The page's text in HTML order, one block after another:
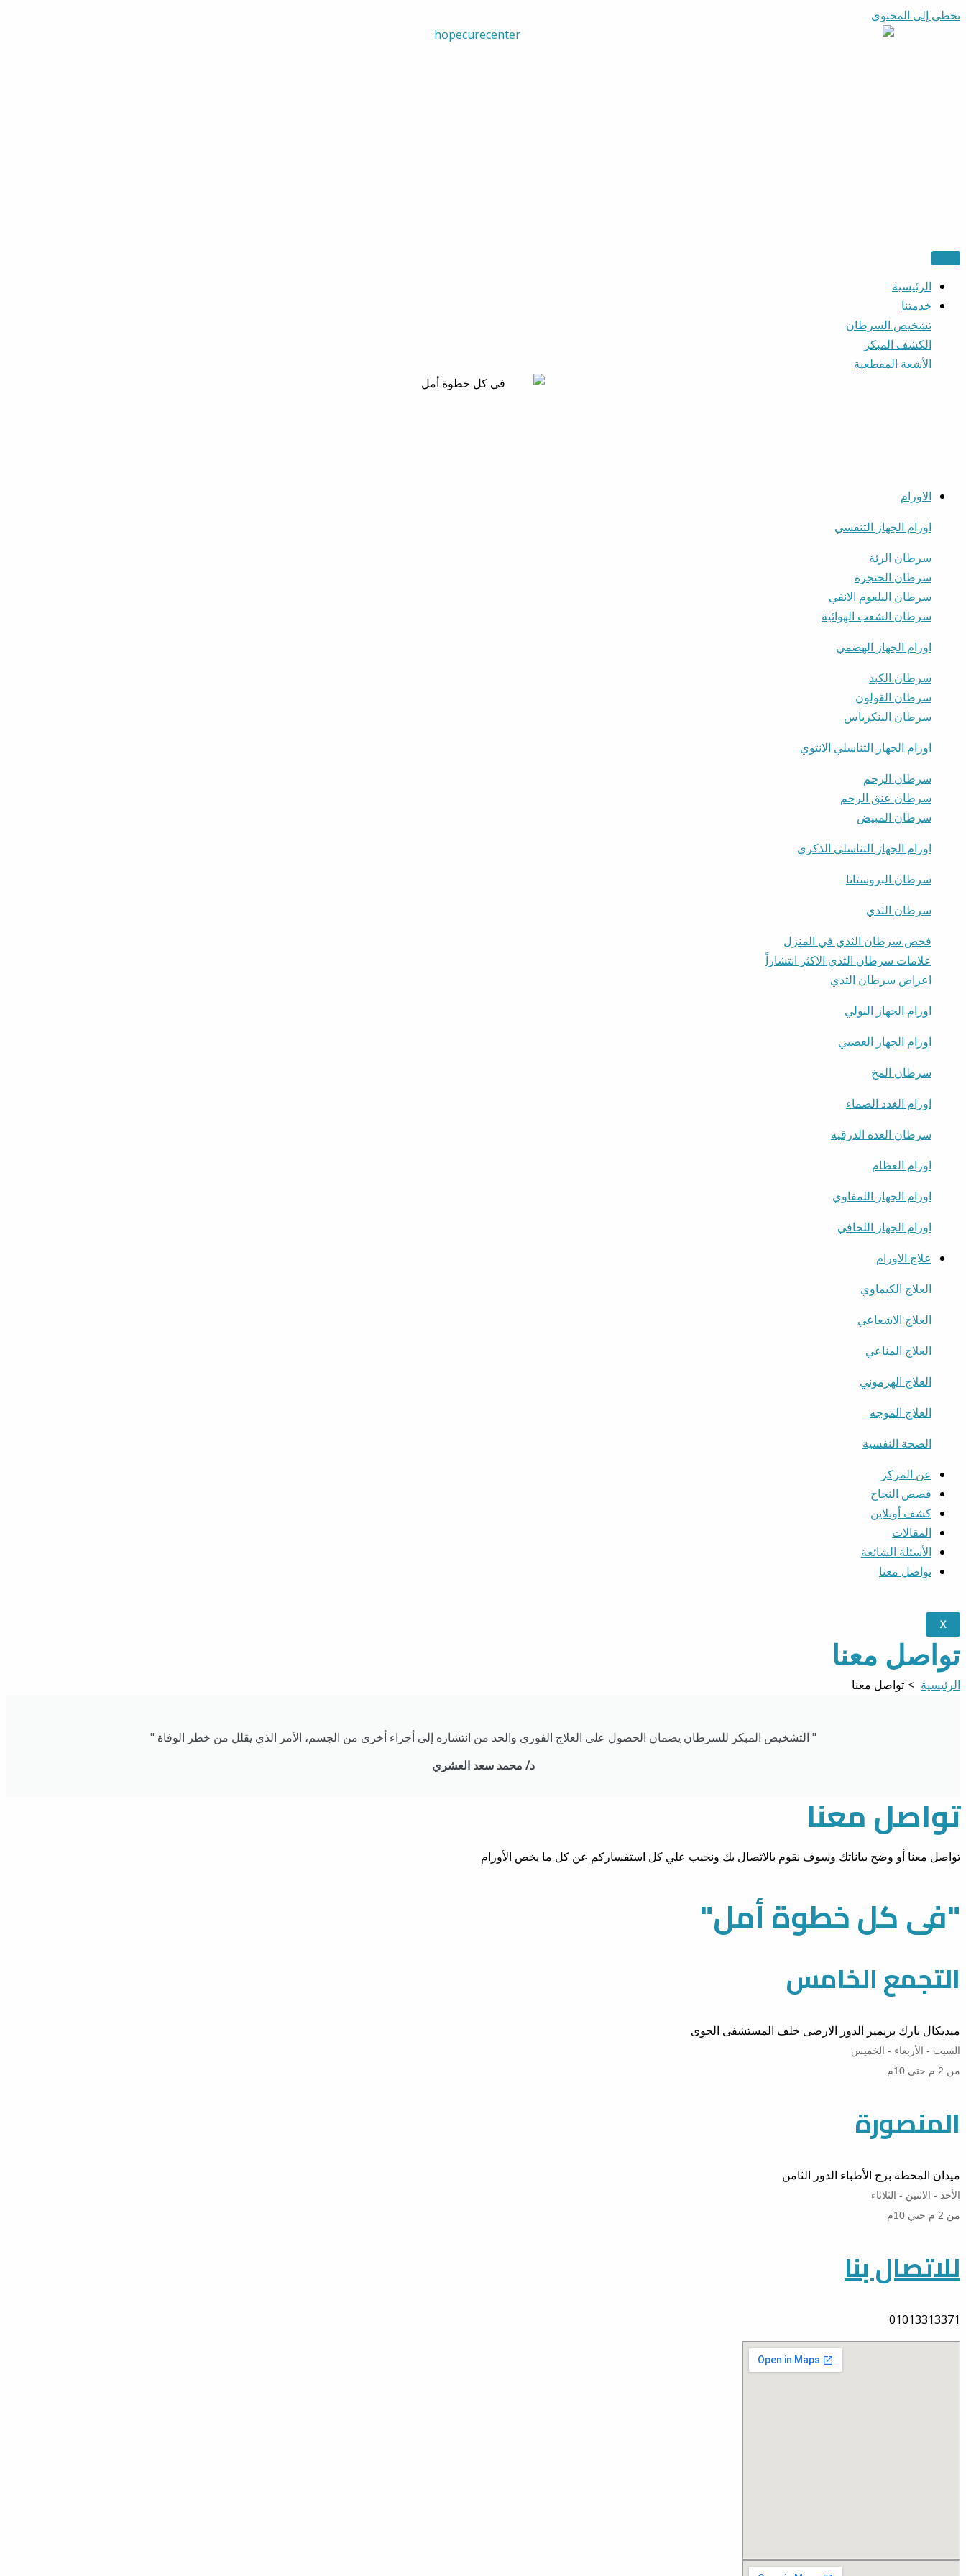
تخطي إلى المحتوى
الرئيسية
خدمتنا
تشخيص السرطان
الكشف المبكر
الأشعة المقطعية
الاورام
اورام الجهاز التنفسي
سرطان الرئة
سرطان الحنجرة
سرطان البلعوم الانفي
سرطان الشعب الهوائية
اورام الجهاز الهضمي
سرطان الكبد
سرطان القولون
سرطان البنكرياس
اورام الجهاز التناسلي الانثوي
سرطان الرحم
سرطان عنق الرحم
سرطان المبيض
اورام الجهاز التناسلي الذكري
سرطان البروستاتا
سرطان الثدي
فحص سرطان الثدي في المنزل
علامات سرطان الثدي الاكثر انتشاراً
اعراض سرطان الثدي
اورام الجهاز البولي
اورام الجهاز العصبي
سرطان المخ
اورام الغدد الصماء
سرطان الغدة الدرقية
اورام العظام
اورام الجهاز اللمفاوي
اورام الجهاز اللحافي
علاج الاورام
العلاج الكيماوي
العلاج الاشعاعي
العلاج المناعي
العلاج الهرموني
العلاج الموجه
الصحة النفسية
عن المركز
قصص النجاح
كشف أونلاين
المقالات
الأسئلة الشائعة
تواصل معنا
X
تواصل معنا
الرئيسية تواصل معنا
" التشخيص المبكر للسرطان يضمان الحصول على العلاج الفوري والحد من انتشاره إلى أجزاء أخرى من الجسم، الأمر الذي يقلل من خطر الوفاة "
د/ محمد سعد العشري
تواصل معنا
تواصل معنا أو وضح بياناتك وسوف نقوم بالاتصال بك ونجيب علي كل استفساركم عن كل ما يخص الأورام
"فى كل خطوة أمل"
التجمع الخامس
ميديكال بارك بريمير الدور الارضى خلف المستشفى الجوى
السبت - الأربعاء - الخميس
من 2 م حتي 10م
المنصورة
ميدان المحطة برج الأطباء الدور الثامن
الأحد - الاثنين - الثلاثاء
من 2 م حتي 10م
للاتصال بنا
01013313371